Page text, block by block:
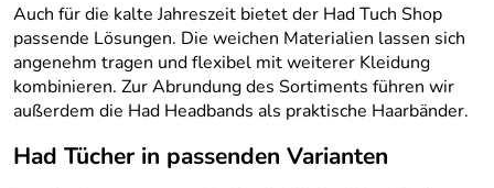
Auch für die kalte Jahreszeit bietet der Had Tuch Shop
passende Lösungen. Die weichen Materialien lassen sich
angenehm tragen und flexibel mit weiterer Kleidung
kombinieren. Zur Abrundung des Sortiments führen wir
außerdem die Had Headbands als praktische Haarbänder.
Had Tücher in passenden Varianten